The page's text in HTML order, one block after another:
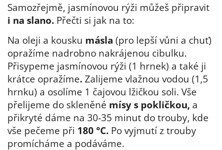
Samozřejmě, jasmínovou rýži můžeš připravit
i na slano. Přečti si jak na to:
Na oleji a kousku másla (pro lepší vůni a chuť)
opražíme nadrobno nakrájenou cibulku.
Přisypeme jasmínovou rýži (1 hrnek) a také ji
krátce opražíme. Zalijeme vlažnou vodou (1,5
hrnku) a osolíme 1 čajovou lžičkou soli. Vše
přelijeme do skleněné mísy s pokličkou, a
přikryté dáme na 30-35 minut do trouby, kde
vše pečeme při 180 °C. Po vyjmutí z trouby
promícháme a podáváme.